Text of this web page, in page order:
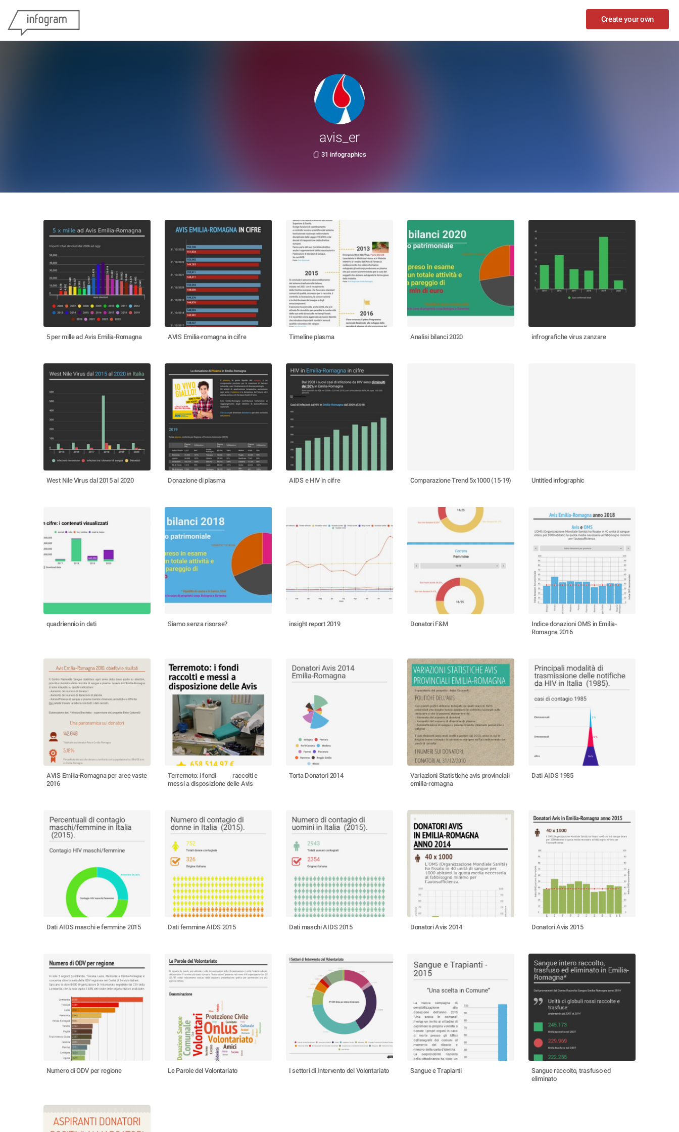
Create your own
avis_er
31 infographics
5 per mille ad Avis Emilia-Romagna AVIS Emilia-romagna in cifre Timeline plasma Analisi bilanci 2020 infrografiche virus zanzare
West Nile Virus dal 2015 al 2020 Donazione di plasma AIDS e HIV in cifre Comparazione Trend 5x1000 (15-19) Untitled infographic
quadriennio in dati Siamo senza risorse? insight report 2019 Donatori F&M
Indice donazioni OMS in Emilia-
Romagna 2016
AVIS Emilia-Romagna per aree vaste
2016
Terremoto: i fondi raccolti e
messi a disposizione delle Avis
Torta Donatori 2014
Variazioni Statistiche avis provinciali
emilia-romagna
Dati AIDS 1985
Dati AIDS maschi e femmine 2015 Dati femmine AIDS 2015 Dati maschi AIDS 2015 Donatori Avis 2014 Donatori Avis 2015
Numero di ODV per regione Le Parole del Volontariato I settori di Intervento del Volontariato Sangue e Trapianti
Sangue raccolto, trasfuso ed
eliminato